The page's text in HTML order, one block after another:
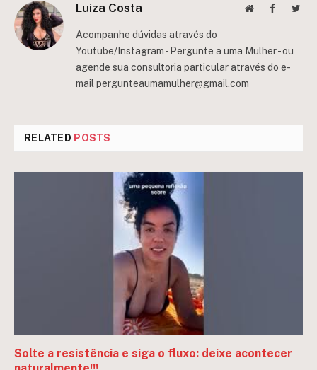
Luiza Costa WebsiteFacebook
Acompanhe dúvidas através do
Youtube/Instagram - Pergunte a uma Mulher - ou
agende sua consultoria particular através do e-
mail pergunteaumamulher@gmail.com
RELATED POSTS
Solte a resistência e siga o fluxo: deixe acontecer